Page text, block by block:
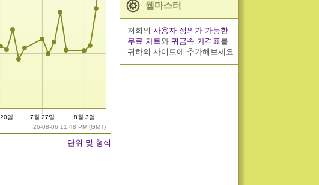
26-08-06 11:48 PM (GMT)
일 7월 27일 8월 3일
단위 및 형식
웹마스터
저희의 사용자 정의가 가능한
무료 차트와 귀금속 가격표를
귀하의 사이트에 추가해보세요.